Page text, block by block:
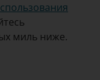
миль ниже.